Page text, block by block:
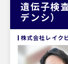
遺伝子検
デンシ）
株式会社レイク